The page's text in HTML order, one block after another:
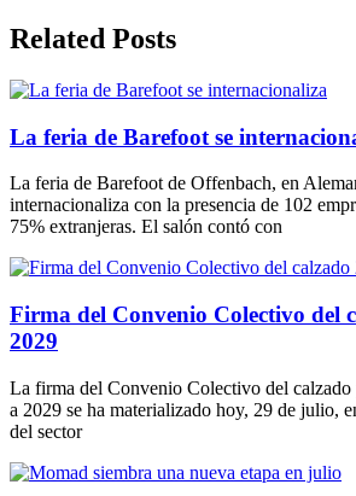
Related Posts
La feria de Barefoot se
La feria de Barefoot de Offenbach, en
internacionaliza con la presencia de 102
75% extranjeras. El salón contó con
Firma del Convenio Colectivo del
2029
La firma del Convenio Colectivo del calzado
a 2029 se ha materializado hoy, 29 de julio,
del sector